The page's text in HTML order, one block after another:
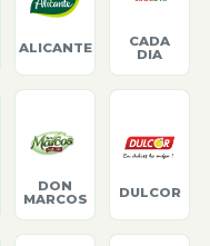
ALICANTE
CADA
DIA
DON
MARCOS
DULCOR